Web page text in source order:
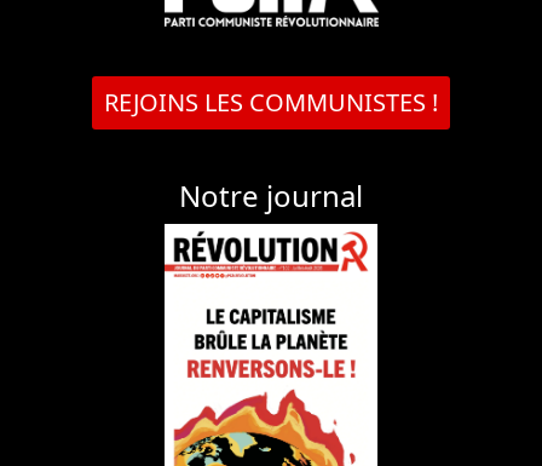
REJOINS LES COMMUNISTES !
Notre journal